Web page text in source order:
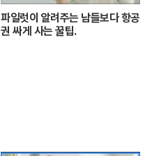
파일럿이 알려주는 남들보다 항공
권 싸게 사는 꿀팁.